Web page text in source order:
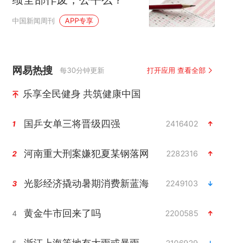
中国新闻周刊 APP专享
网易热搜 每30分钟更新 打开应用 查看全部
乐享全民健身 共筑健康中国
1 国乒女单三将晋级四强 2416402
2 河南重大刑案嫌犯夏某钢落网 2282316
3 光影经济撬动暑期消费新蓝海 2249103
4 黄金牛市回来了吗 2200585